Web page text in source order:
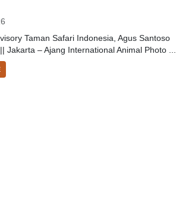
Taman Safari Indonesia, Agus Santoso
Jakarta – Ajang International Animal Photo ...